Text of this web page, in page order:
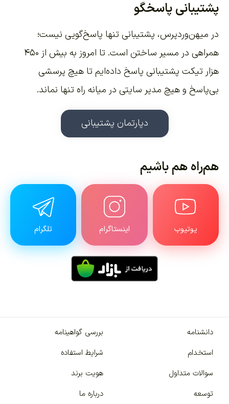
پشتیبانی پاسخگو
در میهن‌وردپرس، پشتیبانی تنها پاسخ‌گویی نیست؛
همراهی در مسیر ساختن است. تا امروز به بیش از ۴۵۰
هزار تیکت پشتیبانی پاسخ داده‌ایم تا هیچ پرسشی
بی‌پاسخ و هیچ مدیر سایتی در میانه راه تنها نماند.
دپارتمان پشتیبانی
هم‌راه هم باشیم
یوتیوب اینستاگرام تلگرام
دانشنامه
بررسی گواهینامه
استخدام
شرایط استفاده
سوالات متداول
هویت برند
توسعه
درباره ما